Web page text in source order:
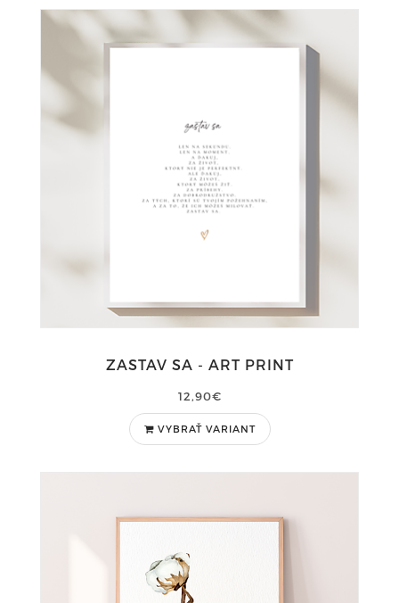
ZASTAV SA - ART PRINT
12,90€
VYBRAŤ VARIANT